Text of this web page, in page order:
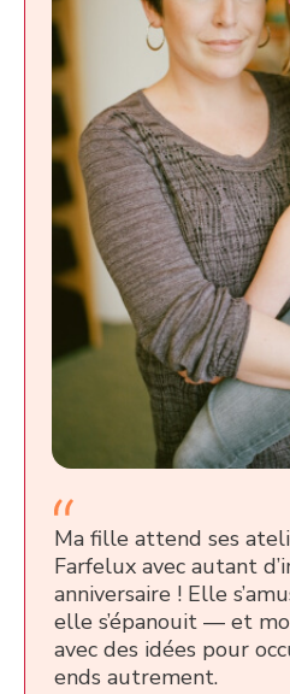
Ma fille attend ses
Farfelux avec autant
anniversaire ! Elle
elle s’épanouit — et
avec des idées pour
ends autrement.